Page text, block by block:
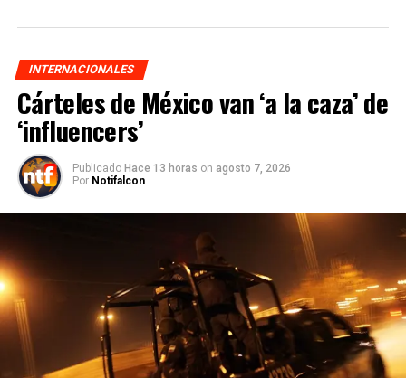
INTERNACIONALES
Cárteles de México van ‘a la caza’ de
‘influencers’
Publicado Hace 13 horas on agosto 7, 2026
Por Notifalcon